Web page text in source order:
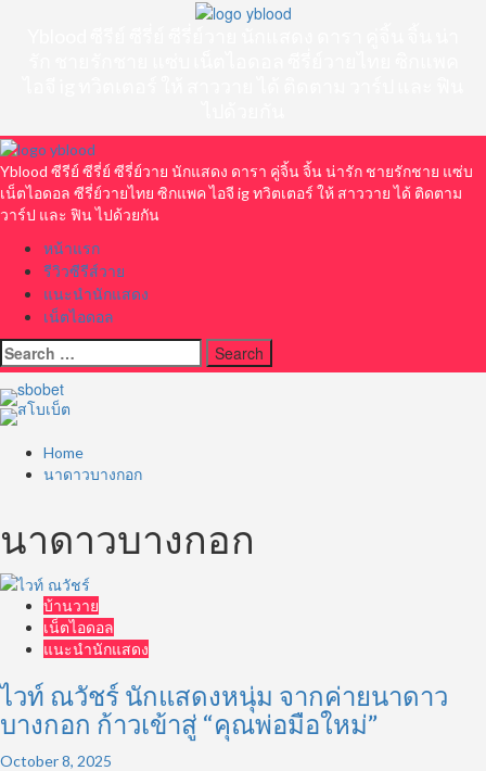
Primary
Menu
Yblood ซีรีย์ ซีรี่ย์ ซีรี่ย์วาย นักแสดง ดารา คู่จิ้น จิ้น น่ารัก ชายรักชาย แซ่บ
เน็ตไอดอล ซีรี่ย์วายไทย ซิกแพค ไอจี ig ทวิตเตอร์ ให้ สาววาย ได้ ติดตาม
วาร์ป และ ฟิน ไปด้วยกัน
หน้าแรก
รีวิวซีรีส์วาย
แนะนำนักแสดง
เน็ตไอดอล
Search
for:
Home
นาดาวบางกอก
นาดาวบางกอก
บ้านวาย
เน็ตไอดอล
แนะนำนักแสดง
ไวท์ ณวัชร์ นักแสดงหนุ่ม จากค่ายนาดาว
บางกอก ก้าวเข้าสู่ “คุณพ่อมือใหม่”
October 8, 2025